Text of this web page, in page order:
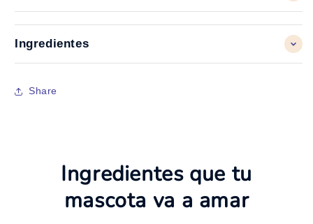
Ingredientes
Share
Ingredientes que tu
mascota va a amar